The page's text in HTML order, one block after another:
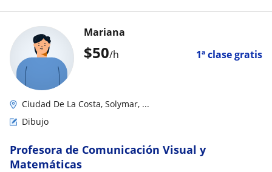
$50/h 1ª clase gratis
Mariana
Ciudad De La Costa, Solymar, ...
Dibujo
Profesora de Comunicación Visual y
Matemáticas